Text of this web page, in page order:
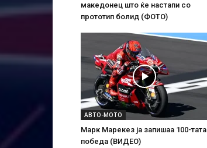
македонец што ќе настапи со
прототип болид (ФОТО)
АВТО-МОТО
Марк Марекез ја запишаа 100-тата
победа (ВИДЕО)